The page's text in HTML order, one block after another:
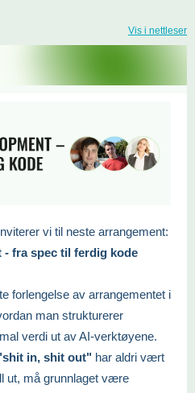
Vis i nettleser
vi til neste arrangement:
- fra spec til ferdig kode
forlengelse av arrangementet i
man strukturerer
verdi ut av AI-verktøyene.
in, shit out" har aldri vært
ut, må grunnlaget være